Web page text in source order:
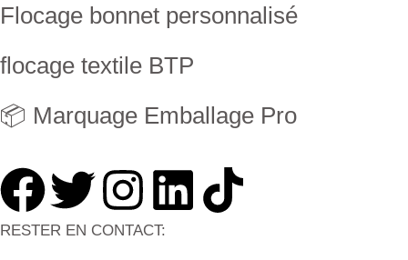
Flocage bonnet personnalisé
flocage textile BTP
📦 Marquage Emballage Pro
RESTER EN CONTACT: